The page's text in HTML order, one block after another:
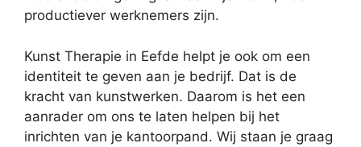
productiever werknemers zijn.
Kunst Therapie in Eefde helpt je ook om een
identiteit te geven aan je bedrijf. Dat is de
kracht van kunstwerken. Daarom is het een
aanrader om ons te laten helpen bij het
inrichten van je kantoorpand. Wij staan je graag